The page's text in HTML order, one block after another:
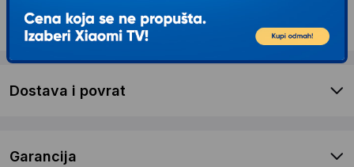
Opis proizvoda REEBOK GT40x Traka za
trčanje
Dostava i povrat
Garancija